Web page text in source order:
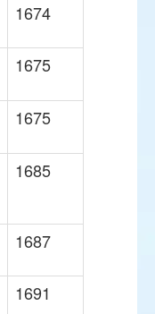
1674
1675
1675
1685
1687
1691